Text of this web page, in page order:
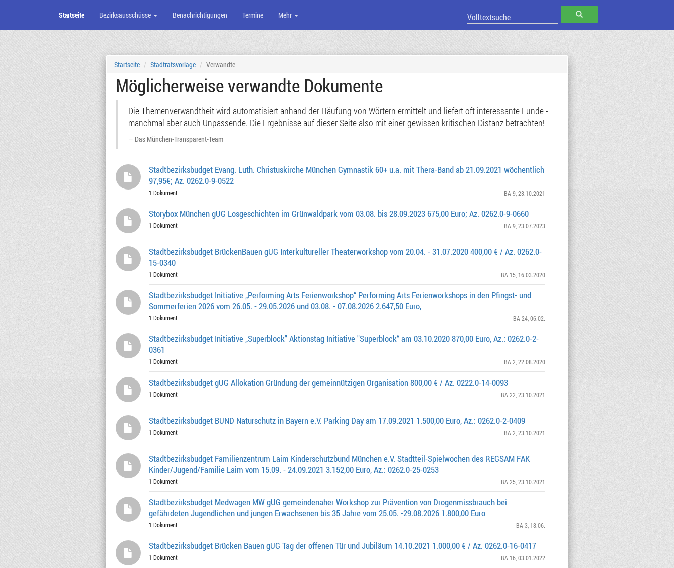
Zum
Seiteninhalt
SUCHEN
Startseite Bezirksausschüsse Benachrichtigungen Termine Mehr
Startseite Stadtratsvorlage Verwandte
Möglicherweise verwandte Dokumente
Die Themenverwandtheit wird automatisiert anhand der Häufung von Wörtern ermittelt und liefert oft interessante Funde -
manchmal aber auch Unpassende. Die Ergebnisse auf dieser Seite also mit einer gewissen kritischen Distanz betrachten!
Das München-Transparent-Team
Stadtbezirksbudget Evang. Luth. Christuskirche München Gymnastik 60+ u.a. mit Thera-Band ab 21.09.2021 wöchentlich
97,95€; Az. 0262.0-9-0522
1 Dokument BA 9, 23.10.2021
Storybox München gUG Losgeschichten im Grünwaldpark vom 03.08. bis 28.09.2023 675,00 Euro; Az. 0262.0-9-0660
1 Dokument BA 9, 23.07.2023
Stadtbezirksbudget BrückenBauen gUG Interkultureller Theaterworkshop vom 20.04. - 31.07.2020 400,00 € / Az. 0262.0-
15-0340
1 Dokument BA 15, 16.03.2020
Stadtbezirksbudget Initiative „Performing Arts Ferienworkshop“ Performing Arts Ferienworkshops in den Pfingst- und
Sommerferien 2026 vom 26.05. - 29.05.2026 und 03.08. - 07.08.2026 2.647,50 Euro,
1 Dokument BA 24, 06.02.
Stadtbezirksbudget Initiative „Superblock" Aktionstag Initiative "Superblock“ am 03.10.2020 870,00 Euro, Az.: 0262.0-2-
0361
1 Dokument BA 2 , 22.08.2020
Stadtbezirksbudget gUG Allokation Gründung der gemeinnützigen Organisation 800,00 € / Az. 0222.0-14-0093
1 Dokument BA 22 , 23.10.2021
Stadtbezirksbudget BUND Naturschutz in Bayern e.V. Parking Day am 17.09.2021 1.500,00 Euro, Az.: 0262.0-2-0409
1 Dokument BA 2 , 23.10.2021
Stadtbezirksbudget Familienzentrum Laim Kinderschutzbund München e.V. Stadtteil-Spielwochen des REGSAM FAK
Kinder/Jugend/Familie Laim vom 15.09. - 24.09.2021 3.152,00 Euro, Az.: 0262.0-25-0253
1 Dokument BA 25, 23.10.2021
Stadtbezirksbudget Medwagen MW gUG gemeindenaher Workshop zur Prävention von Drogenmissbrauch bei
gefährdeten Jugendlichen und jungen Erwachsenen bis 35 Jahre vom 25.05. -29.08.2026 1.800,00 Euro
1 Dokument BA 3, 18.06.
Stadtbezirksbudget Brücken Bauen gUG Tag der offenen Tür und Jubiläum 14.10.2021 1.000,00 € / Az. 0262.0-16-0417
1 Dokument BA 16, 03.01.2022